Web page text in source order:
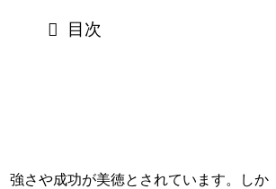
目次
強さや成功が美徳とされています。しか